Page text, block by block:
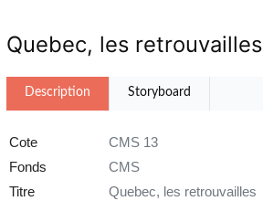
Quebec, les retrouvailles
Description Storyboard
Cote
CMS 13
Fonds
CMS
Titre
Quebec, les retrouvailles